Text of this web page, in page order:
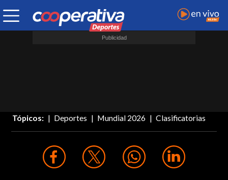
Tópicos: Deportes Mundial 2026 Clasificatorias